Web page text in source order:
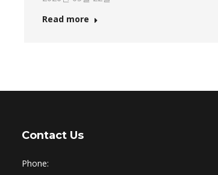
Read more
Contact Us
Phone: